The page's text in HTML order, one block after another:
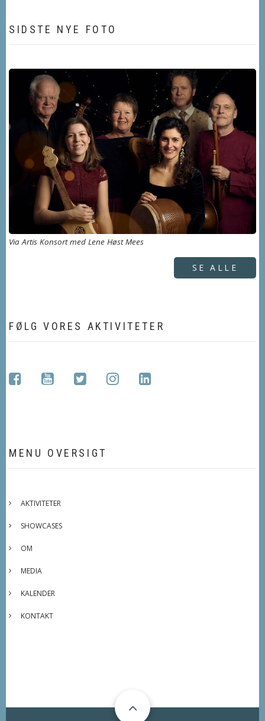
SIDSTE NYE FOTO
Via Artis Konsort med Lene Høst Mees
SE ALLE
FØLG VORES AKTIVITETER
facebookyoutubetwitterinstagramlinkedin
MENU OVERSIGT
AKTIVITETER
SHOWCASES
OM
MEDIA
KALENDER
KONTAKT